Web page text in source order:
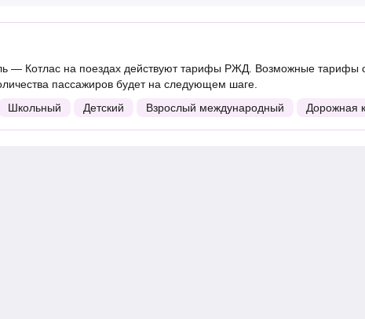
— Котлас на поездах действуют тарифы РЖД. Возможные тарифы
пассажиров будет на следующем шаге.
Школьный Детский Взрослый международный Дорожная